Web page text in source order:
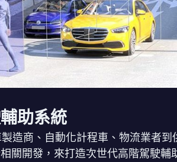
助系統
造商、自動化計程車、物流業者到
關開發，來打造次世代高階駕駛輔